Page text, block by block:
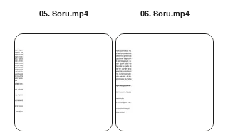
05. Soru.mp4 06. Soru.mp4